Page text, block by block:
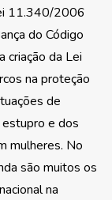
11.340/2006
do Código
criação da Lei
na proteção
de
e dos
mulheres. No
são muitos os
na